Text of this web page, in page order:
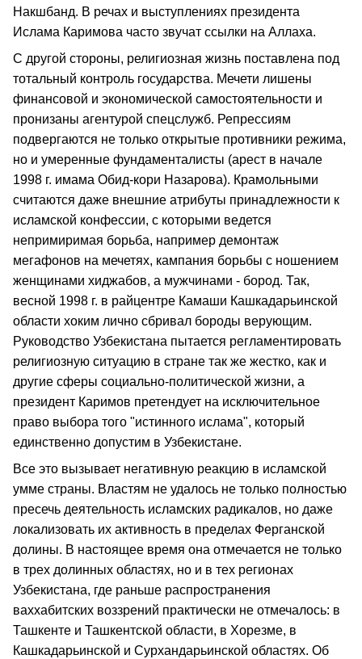
Накшбанд. В речах и выступлениях президента
Ислама Каримова часто звучат ссылки на Аллаха.
С другой стороны, религиозная жизнь поставлена под
тотальный контроль государства. Мечети лишены
финансовой и экономической самостоятельности и
пронизаны агентурой спецслужб. Репрессиям
подвергаются не только открытые противники режима,
но и умеренные фундаменталисты (арест в начале
1998 г. имама Обид-кори Назарова). Крамольными
считаются даже внешние атрибуты принадлежности к
исламской конфессии, с которыми ведется
непримиримая борьба, например демонтаж
мегафонов на мечетях, кампания борьбы с ношением
женщинами хиджабов, а мужчинами - бород. Так,
весной 1998 г. в райцентре Камаши Кашкадарьинской
области хоким лично сбривал бороды верующим.
Руководство Узбекистана пытается регламентировать
религиозную ситуацию в стране так же жестко, как и
другие сферы социально-политической жизни, а
президент Каримов претендует на исключительное
право выбора того "истинного ислама", который
единственно допустим в Узбекистане.
Все это вызывает негативную реакцию в исламской
умме страны. Властям не удалось не только полностью
пресечь деятельность исламских радикалов, но даже
локализовать их активность в пределах Ферганской
долины. В настоящее время она отмечается не только
в трех долинных областях, но и в тех регионах
Узбекистана, где раньше распространения
ваххабитских воззрений практически не отмечалось: в
Ташкенте и Ташкентской области, в Хорезме, в
Кашкадарьинской и Сурхандарьинской областях. Об